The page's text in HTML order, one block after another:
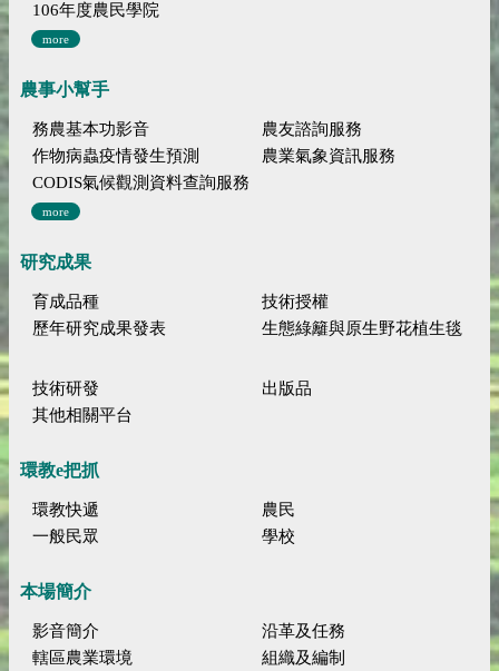
106年度農民學院
more
農事小幫手
務農基本功影音
農友諮詢服務
作物病蟲疫情發生預測
農業氣象資訊服務
CODIS氣候觀測資料查詢服務
more
研究成果
育成品種
技術授權
歷年研究成果發表
生態綠籬與原生野花植生毯
技術研發
出版品
其他相關平台
環教e把抓
環教快遞
農民
一般民眾
學校
本場簡介
影音簡介
沿革及任務
轄區農業環境
組織及編制